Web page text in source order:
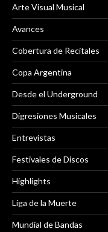
Arte Visual Musical
Avances
Cobertura de Recitales
Copa Argentina
Desde el Underground
Digresiones Musicales
Entrevistas
Festivales de Discos
Highlights
Liga de la Muerte
Mundial de Bandas